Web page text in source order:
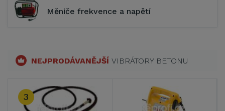
Měniče frekvence a napětí
NEJPRODÁVANĚJŠÍ VIBRÁTORY BETONU
3